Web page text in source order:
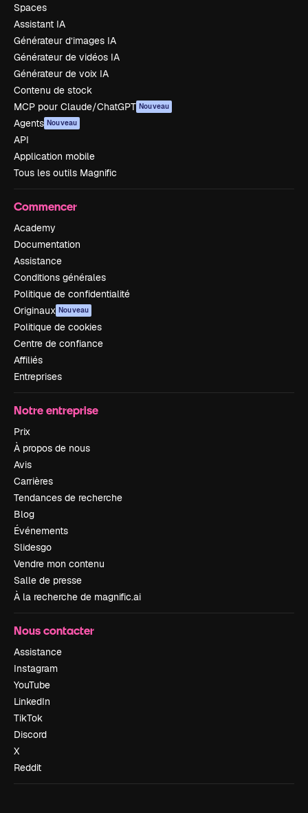
Spaces
Assistant IA
Générateur d’images IA
Générateur de vidéos IA
Générateur de voix IA
Contenu de stock
MCP pour Claude/ChatGPT Nouveau
Agents Nouveau
API
Application mobile
Tous les outils Magnific
Commencer
Academy
Documentation
Assistance
Conditions générales
Politique de confidentialité
Originaux Nouveau
Politique de cookies
Centre de confiance
Affiliés
Entreprises
Notre entreprise
Prix
À propos de nous
Avis
Carrières
Tendances de recherche
Blog
Événements
Slidesgo
Vendre mon contenu
Salle de presse
À la recherche de magnific.ai
Nous contacter
Assistance
Instagram
YouTube
LinkedIn
TikTok
Discord
X
Reddit